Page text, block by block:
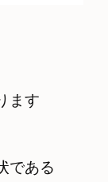
ます
である